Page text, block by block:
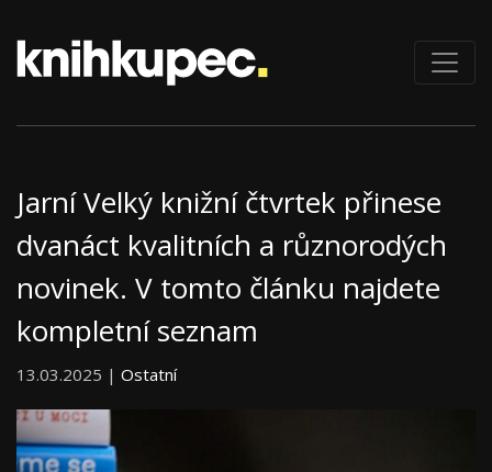
Jarní Velký knižní čtvrtek přinese
dvanáct kvalitních a různorodých
novinek. V tomto článku najdete
kompletní seznam
13.03.2025 | Ostatní